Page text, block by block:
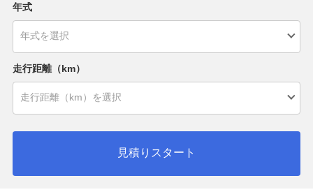
年式
走行距離（km）
見積りスタート